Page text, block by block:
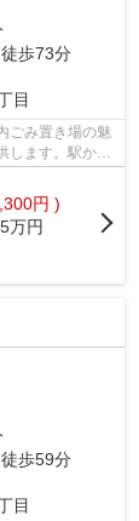
徒歩73分
目
ごみ置き場の魅
します。駅から
円 )
万円
徒歩59分
目